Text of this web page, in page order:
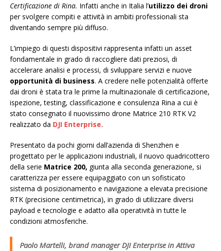
Certificazione di Rina. Infatti anche in Italia l’utilizzo dei droni
per svolgere compiti e attività in ambiti professionali sta
diventando sempre più diffuso.
L’impiego di questi dispositivi rappresenta infatti un asset
fondamentale in grado di raccogliere dati preziosi, di
accelerare analisi e processi, di sviluppare servizi e nuove
opportunità di business. A credere nelle potenzialità offerte
dai droni è stata tra le prime la multinazionale di certificazione,
ispezione, testing, classificazione e consulenza Rina a cui è
stato consegnato il nuovissimo drone Matrice 210 RTK V2
realizzato da DJI Enterprise.
Presentato da pochi giorni dall’azienda di Shenzhen e
progettato per le applicazioni industriali, il nuovo quadricottero
della serie Matrice 200, giunta alla seconda generazione, si
caratterizza per essere equipaggiato con un sofisticato
sistema di posizionamento e navigazione a elevata precisione
RTK (precisione centimetrica), in grado di utilizzare diversi
payload e tecnologie e adatto alla operatività in tutte le
condizioni atmosferiche.
Paolo Martelli, brand manager DJI Enterprise in Attiva